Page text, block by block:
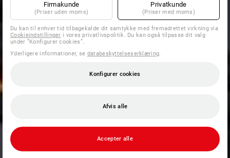
Firmakunde
(Priser uden moms)
Privatkunde
(Priser med moms)
Du kan til enhver tid tilbagekalde dit samtykke med fremadrettet virkning via
Cookieindstillinger i vores privatlivspolitik. Du kan også tilpasse dit valg
under ”Konfigurer cookies”.
Yderligere informationer, se databeskyttelseserklæring.
Konfigurer cookies
Afvis alle
Accepter alle